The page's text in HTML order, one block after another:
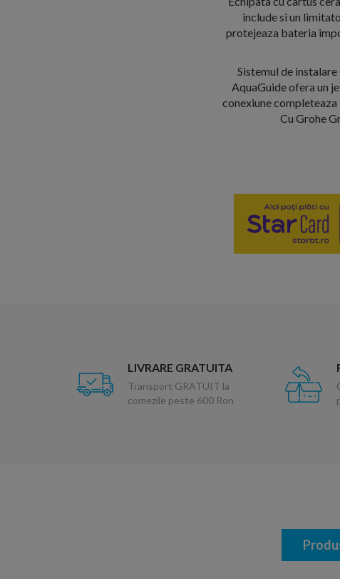
include si un
protejeaza bateria
Sistemul de
AquaGuide ofera un
conexiune
Cu Grohe
LIVRARE GRATUITA
Transport GRATUIT la
comezile peste 600 Ron